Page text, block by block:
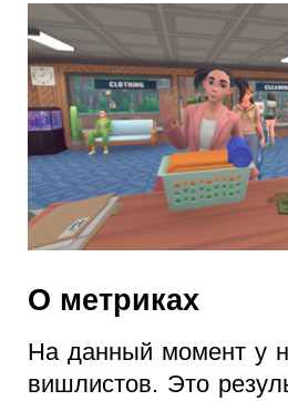
О метриках
На данный момент у
вишлистов. Это